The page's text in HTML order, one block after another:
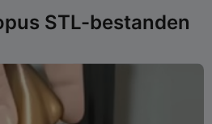
STL-bestanden